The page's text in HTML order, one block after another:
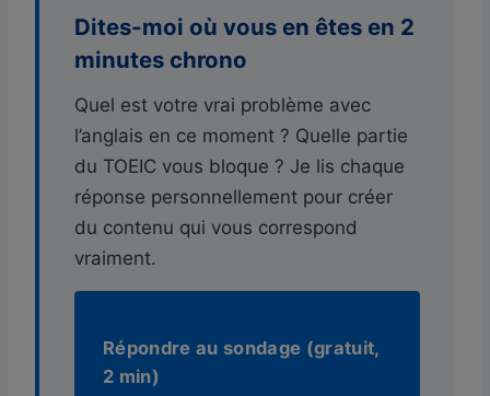
Dites-moi où vous en êtes en 2
minutes chrono
Quel est votre vrai problème avec
l’anglais en ce moment ? Quelle partie
du TOEIC vous bloque ? Je lis chaque
réponse personnellement pour créer
du contenu qui vous correspond
vraiment.
Répondre au sondage (gratuit,
2 min)